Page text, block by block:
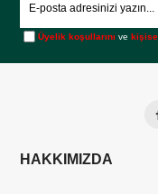
Üyelik koşullarını ve
HAKKIMIZDA